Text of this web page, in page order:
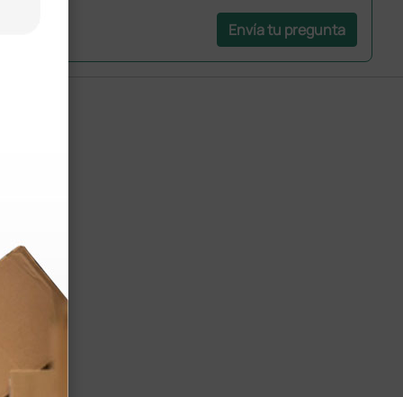
Envía tu pregunta